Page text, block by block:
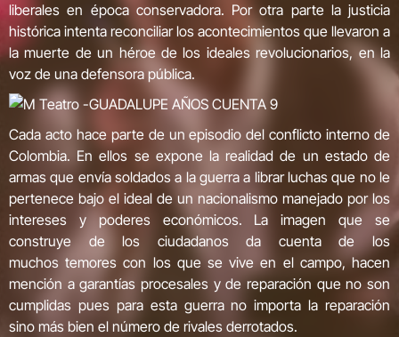
liberales en época conservadora. Por otra parte la justicia
histórica intenta reconciliar los acontecimientos que llevaron a
la muerte de un héroe de los ideales revolucionarios, en la
voz de una defensora pública.
Cada acto hace parte de un episodio del conflicto interno de
Colombia. En ellos se expone la realidad de un estado de
armas que envía soldados a la guerra a librar luchas que no le
pertenece bajo el ideal de un nacionalismo manejado por los
intereses y poderes económicos. La imagen que se
construye de los ciudadanos da cuenta de los
muchos temores con los que se vive en el campo, hacen
mención a garantías procesales y de reparación que no son
cumplidas pues para esta guerra no importa la reparación
sino más bien el número de rivales derrotados.